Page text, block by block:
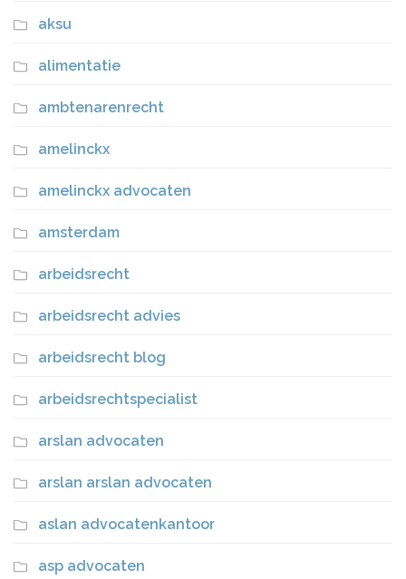
aksu
alimentatie
ambtenarenrecht
amelinckx
amelinckx advocaten
amsterdam
arbeidsrecht
arbeidsrecht advies
arbeidsrecht blog
arbeidsrechtspecialist
arslan advocaten
arslan arslan advocaten
aslan advocatenkantoor
asp advocaten